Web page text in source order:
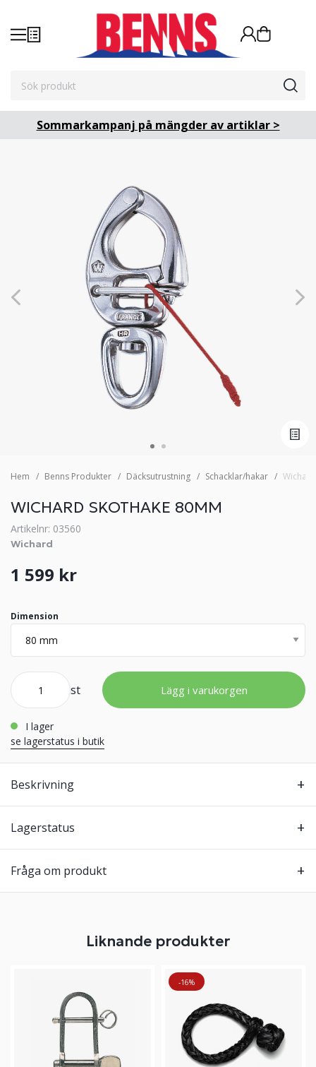
Sommarkampanj på mängder av artiklar >
Hem Benns Produkter Däcksutrustning Schacklar/hakar
WICHARD SKOTHAKE 80MM
Artikelnr: 03560
Wichard
1 599 kr
Dimension
st Lägg i varukorgen
i lager
se lagerstatus i butik
Beskrivning
Lagerstatus
Fråga om produkt
Liknande produkter
-16%